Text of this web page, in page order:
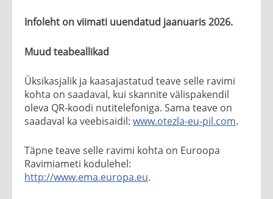
Infoleht on viimati uuendatud jaanuaris 2026.
Muud teabeallikad
Üksikasjalik ja kaasajastatud teave selle ravimi
kohta on saadaval, kui skannite välispakendil
oleva QR-koodi nutitelefoniga. Sama teave on
saadaval ka veebisaidil: www.otezla-eu-pil.com.
Täpne teave selle ravimi kohta on Euroopa
Ravimiameti kodulehel:
http://www.ema.europa.eu.